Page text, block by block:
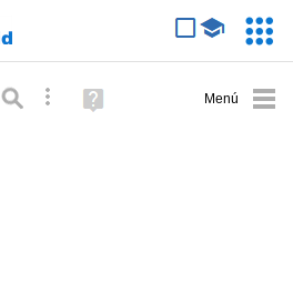
Búsqueda avanzada
Ayuda
(en